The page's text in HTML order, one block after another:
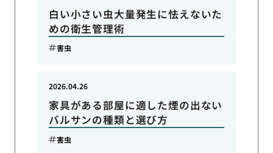
白い小さい虫大量発生に怯えないた
めの衛生管理術
害虫
家具がある部屋に適した煙の出ない
バルサンの種類と選び方
2026.04.26
害虫